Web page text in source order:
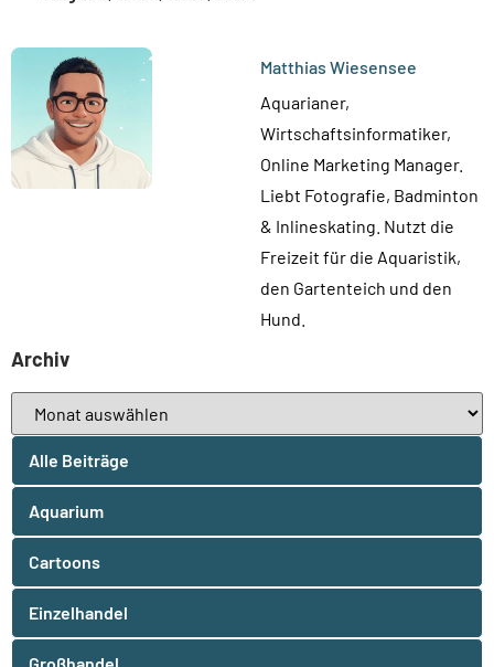
Matthias Wiesensee
Aquarianer,
Wirtschaftsinformatiker,
Online Marketing Manager.
Liebt Fotografie, Badminton
& Inlineskating. Nutzt die
Freizeit für die Aquaristik,
den Gartenteich und den
Hund.
Archiv
Alle Beiträge
Aquarium
Cartoons
Einzelhandel